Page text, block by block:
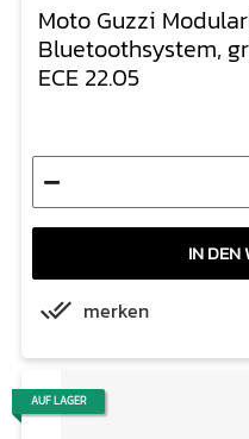
Moto Guzzi
Bluetoothsystem,
ECE 22.05
IN DEN
merken
AUF LAGER